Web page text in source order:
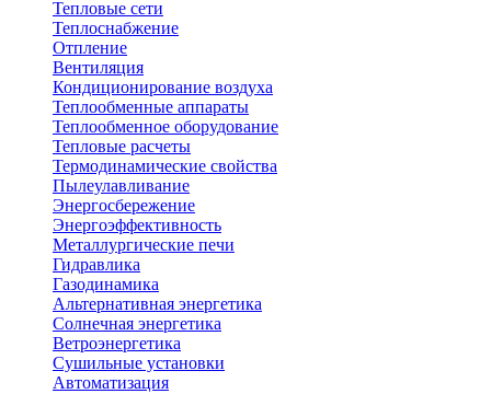
Тепловые сети
Теплоснабжение
Отпление
Вентиляция
Кондиционирование воздуха
Теплообменные аппараты
Теплообменное оборудование
Тепловые расчеты
Термодинамические свойства
Пылеулавливание
Энергосбережение
Энергоэффективность
Металлургические печи
Гидравлика
Газодинамика
Альтернативная энергетика
Солнечная энергетика
Ветроэнергетика
Сушильные установки
Автоматизация